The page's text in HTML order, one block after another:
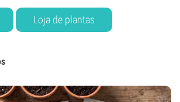
Loja de plantas